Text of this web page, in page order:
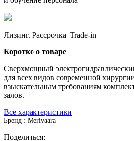
Лизинг. Рассрочка. Trade-in
Коротко о товаре
Сверхмощный
для всех видов современной
взыскательным требованиям
залов.
Все характеристики
Бренд : Merivaara
Поделиться: